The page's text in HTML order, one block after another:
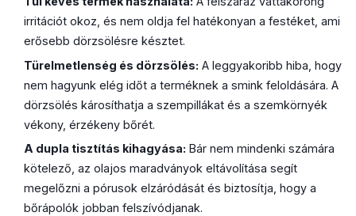
irritációt okoz, és nem oldja fel hatékonyan a festéket, ami
erősebb dörzsölésre késztet.
Türelmetlenség és dörzsölés: A leggyakoribb hiba, hogy
nem hagyunk elég időt a terméknek a smink feloldására. A
dörzsölés károsíthatja a szempillákat és a szemkörnyék
vékony, érzékeny bőrét.
A dupla tisztítás kihagyása: Bár nem mindenki számára
kötelező, az olajos maradványok eltávolítása segít
megelőzni a pórusok elzáródását és biztosítja, hogy a
bőrápolók jobban felszívódjanak.